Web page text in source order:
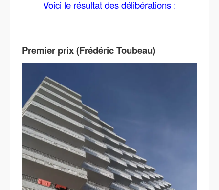
Voici le résultat des délibérations :
Premier prix (Frédéric Toubeau)